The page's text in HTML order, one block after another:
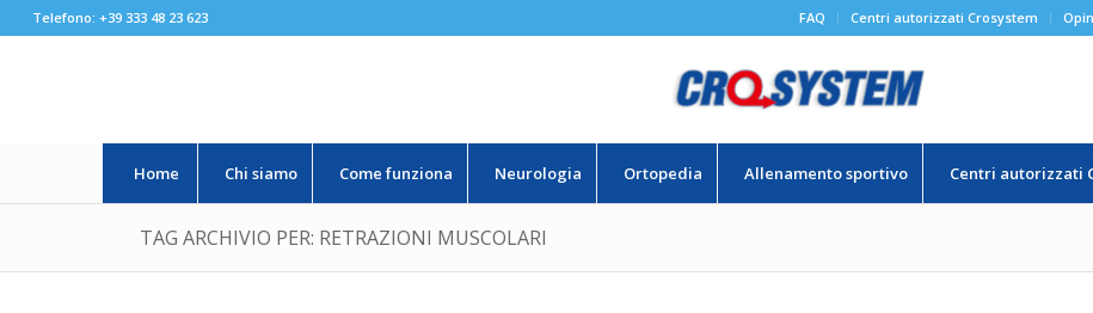
FAQ Centri autorizzati Crosystem
Telefono: +39 333 48 23 623
Home Chi siamo Come funziona Neurologia Ortopedia Allenamento sportivo Centri autorizzati
TAG ARCHIVIO PER: RETRAZIONI MUSCOLARI